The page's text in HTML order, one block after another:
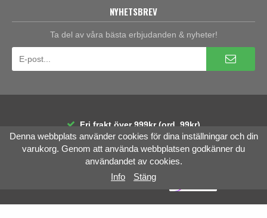
NYHETSBREV
Ta del av våra bästa erbjudanden & nyheter!
Fri frakt över 999kr (ord. 99kr)
30 dagars öppet köp
Räntefri delbetalning
Denna webbplats använder cookies för dina inställningar och din
varukorg. Genom att använda webbplatsen godkänner du
användandet av cookies.
Info
Stäng